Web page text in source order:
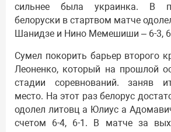
сильнее была украинка. В
белоруски в стартвом матче
Шанидзе и Нино Мемешиши – 6-3,
Сумел покорить барьер второго
Леоненко, который на прошлой
стадии соревнований. заняв
место. На этот раз белорус
одолел литовц а Юлиус а
счетом 6-4, 6-1. В матче за